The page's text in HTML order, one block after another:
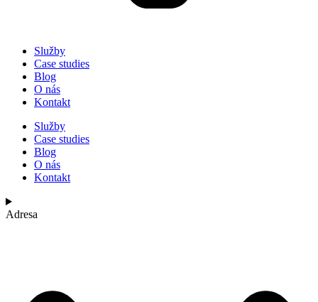
Služby
Case studies
Blog
O nás
Kontakt
Služby
Case studies
Blog
O nás
Kontakt
Adresa